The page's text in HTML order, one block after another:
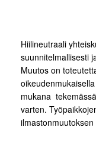
Hiilineutraali
suunnitelmallisesti
Muutos on
mukana
varten.